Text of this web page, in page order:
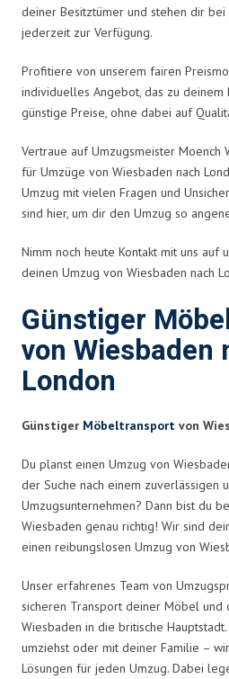
deiner Besitztümer und stehen dir bei
jederzeit zur Verfügung.
Profitiere von unserem fairen
individuelles Angebot, das zu
günstige Preise, ohne dabei auf
Vertraue auf Umzugsmeister Moench
für Umzüge von Wiesbaden nach
Umzug mit vielen Fragen und
sind hier, um dir den Umzug so
Nimm noch heute Kontakt mit uns auf
deinen Umzug von Wiesbaden nach
Günstiger
von Wiesbaden
London
Günstiger Möbeltransport von
Du planst einen Umzug von
der Suche nach einem zuverlässigen
Umzugsunternehmen? Dann bist du
Wiesbaden genau richtig! Wir sind
einen reibungslosen Umzug von
Unser erfahrenes Team von
sicheren Transport deiner Möbel und
Wiesbaden in die britische
umziehst oder mit deiner Familie –
Lösungen für jeden Umzug. Dabei